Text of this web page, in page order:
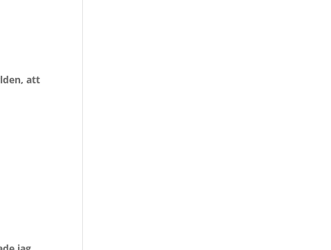
att